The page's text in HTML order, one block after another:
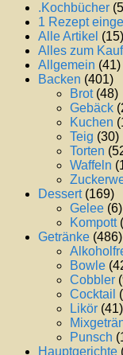
.Kochbücher
1 Rezept
Alle Artikel (15)
Alles zum
Allgemein (41)
Backen (401)
Brot(48)
Gebäck
Kuchen
Teig (30)
Torten
Waffeln
Dessert(169)
Gelee (6)
Kompott
Getränke (486)
Bowle
Cobbler
Cocktail
Likör (41)
Punsch
Hauptgerichte